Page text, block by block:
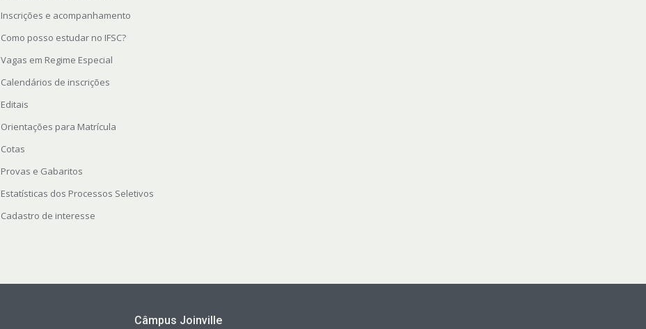
Inscrições e acompanhamento
Como posso estudar no IFSC?
Vagas em Regime Especial
Calendários de inscrições
Editais
Orientações para Matrícula
Cotas
Provas e Gabaritos
Estatísticas dos Processos Seletivos
Cadastro de interesse
Câmpus Joinville